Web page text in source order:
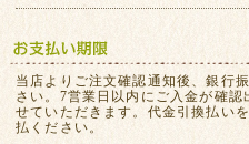
当店よりご注文確認通知後、銀行
さい。7営業日以内にご入金が確
せていただきます。代金引換払い
払ください。